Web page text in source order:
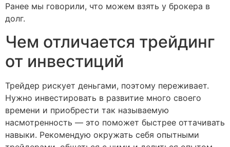
Ранее мы говорили, что можем взять у брокера в
долг.
Чем отличается трейдинг
от инвестиций
Трейдер рискует деньгами, поэтому переживает.
Нужно инвестировать в развитие много своего
времени и приобрести так называемую
насмотренность — это поможет быстрее оттачивать
навыки. Рекомендую окружать себя опытными